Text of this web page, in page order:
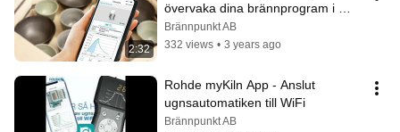
2:32
övervaka dina brännprogram i
smartphone eller på dator
Brännpunkt AB
332 views • 3 years ago
Rohde myKiln App - Anslut
ugnsautomatiken till WiFi
Brännpunkt AB